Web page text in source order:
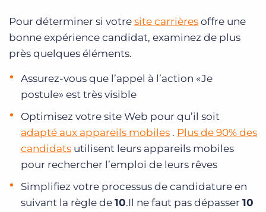
Pour déterminer si votre site carrières offre une
bonne expérience candidat, examinez de plus
près quelques éléments.
Assurez-vous que l’appel à l’action «Je
postule» est très visible
Optimisez votre site Web pour qu’il soit
adapté aux appareils mobiles . Plus de 90% des
candidats utilisent leurs appareils mobiles
pour rechercher l’emploi de leurs rêves
Simplifiez votre processus de candidature en
suivant la règle de 10.Il ne faut pas dépasser 10